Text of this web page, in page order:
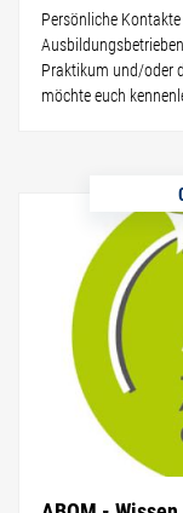
Persönliche
Praktikum und/oder
möchte euch